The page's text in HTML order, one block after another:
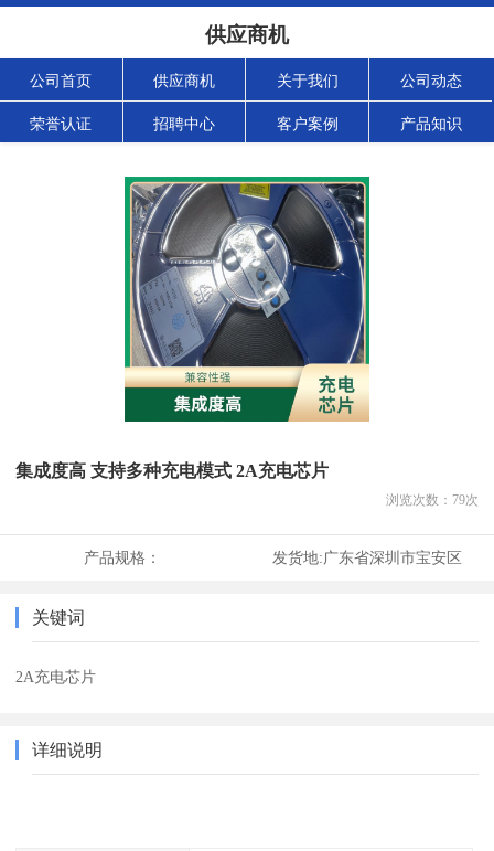
供应商机
公司首页 供应商机 关于我们 公司动态
荣誉认证 招聘中心 客户案例 产品知识
集成度高 支持多种充电模式 2A充电芯片
浏览次数： 79次
产品规格： 发货地:广东省深圳市宝安区
关键词
2A充电芯片
详细说明